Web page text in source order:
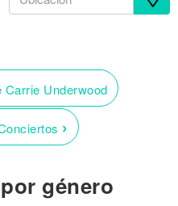
Underwood
›
género